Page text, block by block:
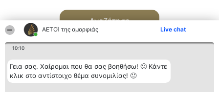
ΑΕΤΟΊ της ομορφιάς Live chat
10:10
Γεια σας. Χαίρομαι που θα σας βοηθήσω! 🙂 Κάντε
κλικ στο αντίστοιχο θέμα συνομιλίας! 🙂
Αναζήτηση